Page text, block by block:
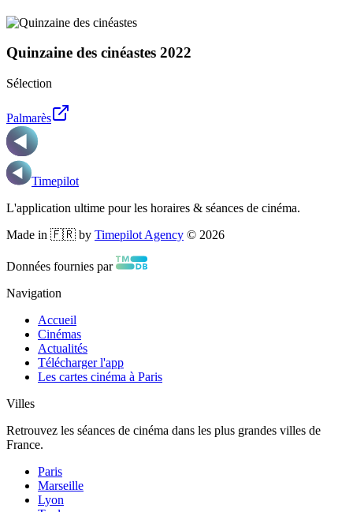
Quinzaine des cinéastes 2022
Sélection
Palmarès
Timepilot
L'application ultime pour les horaires & séances de cinéma.
Made in 🇫🇷 by Timepilot Agency © 2026
Données fournies par
Navigation
Accueil
Cinémas
Actualités
Télécharger l'app
Les cartes cinéma à Paris
Villes
Retrouvez les séances de cinéma dans les plus grandes villes de
France.
Paris
Marseille
Lyon